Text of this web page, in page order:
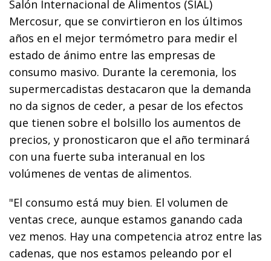
Salón Internacional de Alimentos (SIAL)
Mercosur, que se convirtieron en los últimos
años en el mejor termómetro para medir el
estado de ánimo entre las empresas de
consumo masivo. Durante la ceremonia, los
supermercadistas destacaron que la demanda
no da signos de ceder, a pesar de los efectos
que tienen sobre el bolsillo los aumentos de
precios, y pronosticaron que el año terminará
con una fuerte suba interanual en los
volúmenes de ventas de alimentos.
"El consumo está muy bien. El volumen de
ventas crece, aunque estamos ganando cada
vez menos. Hay una competencia atroz entre las
cadenas, que nos estamos peleando por el